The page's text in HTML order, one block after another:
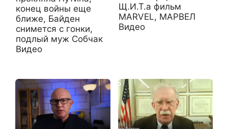
конец войны еще
ближе, Байден
снимется с гонки,
подлый муж Собчак
Видео
Щ.И.Т.а фильм
MARVEL, МАРВЕЛ
Видео